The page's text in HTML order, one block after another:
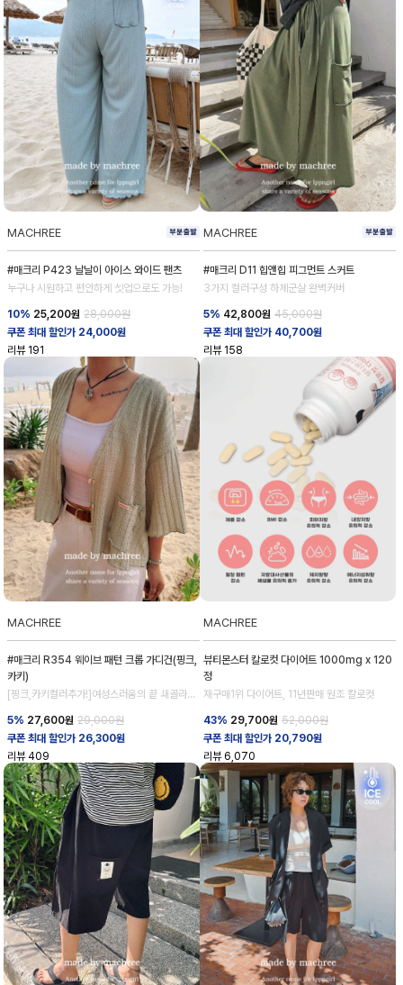
MACHREE
#매크리 P423 날날이 아이스 와이드 팬츠
누구나 시원하고 편안하게 셋업으로도 가능!
10% 25,200원 28,000원
쿠폰 최대 할인가 24,000원
리뷰 191
MACHREE
#매크리 D11 힙앤힙 피그먼트 스커트
3가지 컬러구성 하체군살 완벽커버
5% 42,800원 45,000원
쿠폰 최대 할인가 40,700원
리뷰 158
MACHREE
#매크리 R354 웨이브 패턴 크롭 가디건(핑크,
카키)
[핑크,카키컬러추가!]여성스러움의 끝 쇄골라인
5% 27,600원 29,000원
쿠폰 최대 할인가 26,300원
리뷰 409
MACHREE
뷰티몬스터 칼로컷 다이어트 1000mg x 120
정
재구매1위 다이어트, 11년판매 원조 칼로컷
43% 29,700원 52,000원
쿠폰 최대 할인가 20,790원
리뷰 6,070